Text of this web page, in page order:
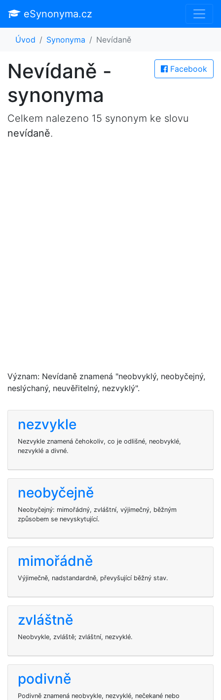
eSynonyma.cz
Úvod Synonyma Nevídaně
Facebook
Nevídaně -
synonyma
Celkem nalezeno 15 synonym ke slovu
nevídaně.
Význam: Nevídaně znamená "neobvyklý, neobyčejný,
neslýchaný, neuvěřitelný, nezvyklý".
nezvykle
Nezvykle znamená čehokoliv, co je odlišné, neobvyklé,
nezvyklé a divné.
neobyčejně
Neobyčejný: mimořádný, zvláštní, výjimečný, běžným
způsobem se nevyskytující.
mimořádně
Výjimečně, nadstandardně, převyšující běžný stav.
zvláštně
Neobvykle, zvláště; zvláštní, nezvyklé.
podivně
Podivně znamená neobvykle, nezvyklé, nečekané nebo